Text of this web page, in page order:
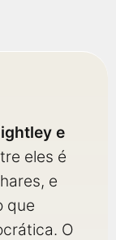
e
eles é
e
que
O